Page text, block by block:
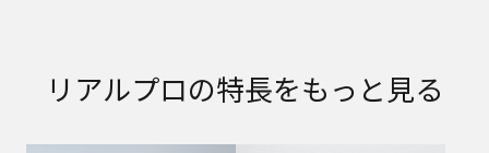
リアルプロの特長をもっと見る